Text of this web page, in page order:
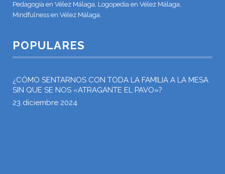
Pedagogía en Vélez Málaga, Logopedia en Vélez Málaga,
Mindfulness en Vélez Málaga.
POPULARES
¿CÓMO SENTARNOS CON TODA LA FAMILIA A LA MESA
SIN QUE SE NOS «ATRAGANTE EL PAVO»?
23 diciembre 2024